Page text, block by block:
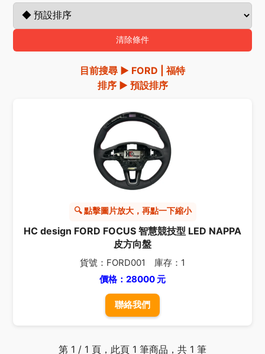
清除條件
目前搜尋 ▶ FORD | 福特
排序 ▶ 預設排序
🔍 點擊圖片放大，再點一下縮小
HC design FORD FOCUS 智慧競技型 LED NAPPA
皮方向盤
貨號：FORD001 庫存：1
價格：28000 元
聯絡我們
第 1 / 1 頁，此頁 1 筆商品，共 1 筆